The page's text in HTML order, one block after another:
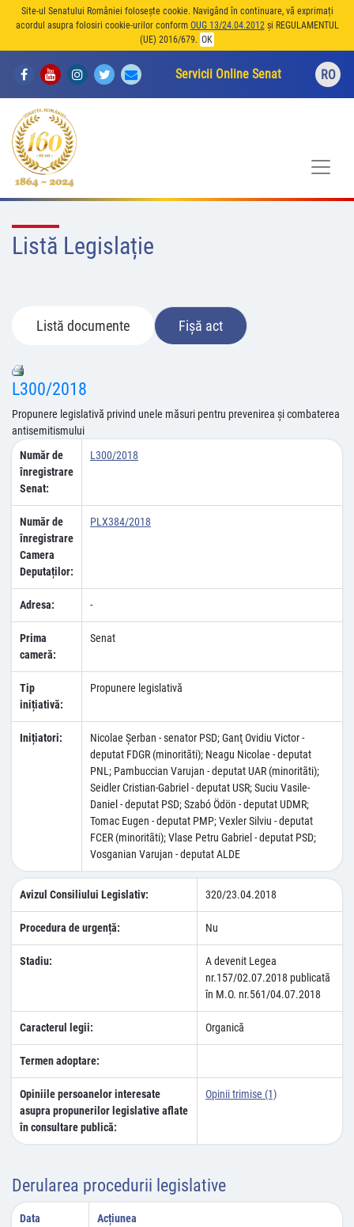
Site-ul Senatului României folosește cookie. Navigând în continuare, vă exprimați
acordul asupra folosiri cookie-urilor conform OUG 13/24.04.2012și REGULAMENTUL
(UE) 2016/679. OK
Servicii Online Senat RO
Listă Legislație
Listă documente Fișă act
L300/2018
Propunere legislativă privind unele măsuri pentru prevenirea şi combaterea
antisemitismului
Număr de
înregistrare
Senat:
L300/2018
Număr de
înregistrare
Camera
Deputaților:
PLX384/2018
Adresa: -
Prima
cameră:
Senat
Tip
inițiativă:
Propunere legislativă
Inițiatori:
Nicolae Şerban - senator PSD; Ganţ Ovidiu Victor -
deputat FDGR (minoritãti); Neagu Nicolae - deputat
PNL; Pambuccian Varujan - deputat UAR (minoritãti);
Seidler Cristian-Gabriel - deputat USR; Suciu Vasile-
Daniel - deputat PSD; Szabó Ödön - deputat UDMR;
Tomac Eugen - deputat PMP; Vexler Silviu - deputat
FCER (minoritãti); Vlase Petru Gabriel - deputat PSD;
Vosganian Varujan - deputat ALDE
Avizul Consiliului Legislativ: 320/23.04.2018
Procedura de urgență: Nu
Stadiu:
A devenit Legea
nr.157/02.07.2018 publicatã
în M.O. nr.561/04.07.2018
Caracterul legii: Organică
Termen adoptare:
Opiniile persoanelor interesate
asupra propunerilor legislative aflate
în consultare publică:
Opinii trimise (1)
Derularea procedurii legislative
Data Acțiunea